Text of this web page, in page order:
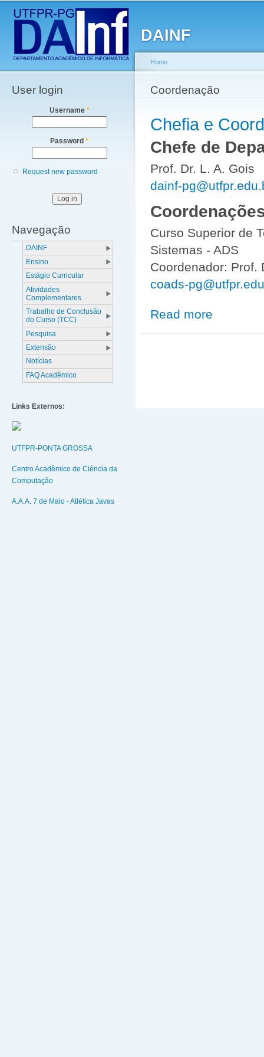
DAINF
Main menu
User login
Username *
Password *
Request new password
Navegação
DAINF
Ensino
Estágio Curricular
Atividades
Complementares
Trabalho de Conclusão
do Curso (TCC)
Pesquisa
Extensão
Notícias
FAQ Acadêmico
Links Externos:
UTFPR-PONTA GROSSA
Centro Acadêmico de Ciência da
Computação
A.A.A. 7 de Maio - Atlética Javas
You are here
Home
Coordenação
Chefia e
Chefe de
Prof. Dr. L. A. Gois
dainf-
Curso Superior de
Sistemas - ADS
Coordenador: Prof.
coads-
Read more